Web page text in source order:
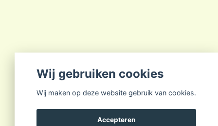
Wij gebruiken cookies
Wij maken op deze website gebruik van cookies.
Accepteren